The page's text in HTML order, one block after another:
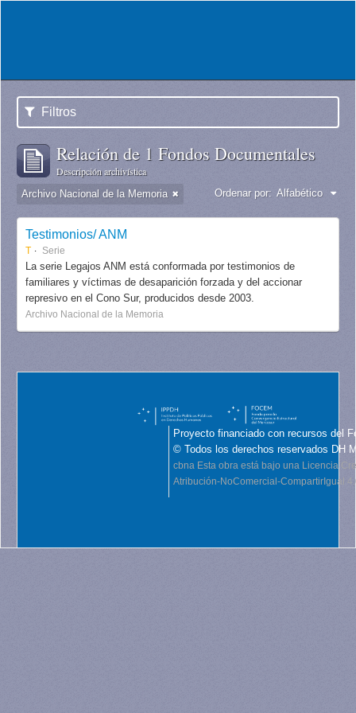
Filtros
Relación de 1 Fondos Documentales
Descripción archivística
Archivo Nacional de la Memoria Ordenar por: Alfabético
Testimonios/ ANM
T Serie
La serie Legajos ANM está conformada por testimonios de
familiares y víctimas de desaparición forzada y del accionar
represivo en el Cono Sur, producidos desde 2003.
Archivo Nacional de la Memoria
Proyecto financiado con recursos del
© Todos los derechos reservados DH
cbna Esta obra está bajo una Licencia
Atribución-NoComercial-CompartirIgual